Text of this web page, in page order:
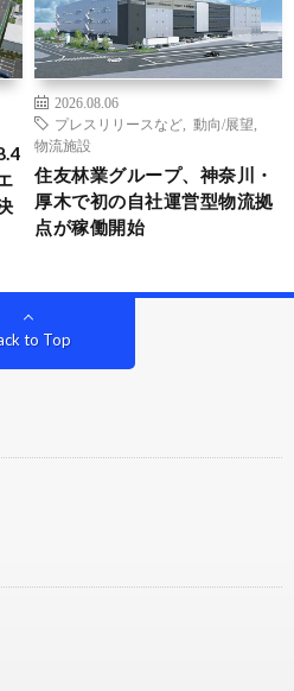
2026.08.06
プレスリリースなど
動向/展望
物流施設
住友林業グループ、神奈川・
厚木で初の自社運営型物流拠
点が稼働開始
to Top